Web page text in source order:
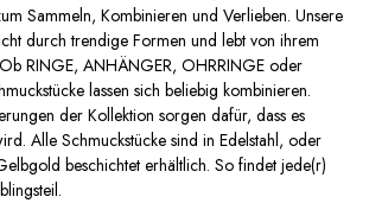
Sammeln, Kombinieren und Verlieben. Unsere
durch trendige Formen und lebt von ihrem
RINGE, ANHÄNGER, OHRRINGE oder
lassen sich beliebig kombinieren.
der Kollektion sorgen dafür, dass es
Alle Schmuckstücke sind in Edelstahl, oder
beschichtet erhältlich. So findet jede(r)